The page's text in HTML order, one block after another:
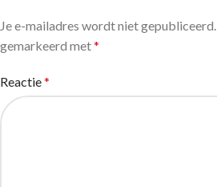
Je e-mailadres wordt niet gepubliceerd.
gemarkeerd met*
Reactie*